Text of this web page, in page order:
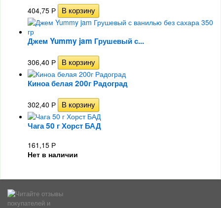
404,75 Р
Джем Yummy jam Грушевый с...
306,40 Р
Киноа белая 200г Радоград
302,40 Р
Чага 50 г Хорст БАД
161,15 Р
Нет в наличии